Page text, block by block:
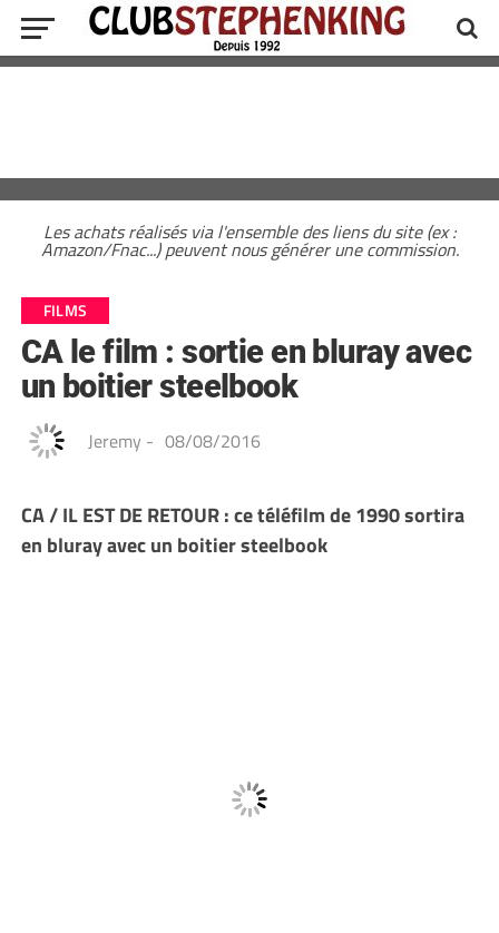
Les achats réalisés via l'ensemble des liens du site (ex :
Amazon/Fnac...) peuvent nous générer une commission.
FILMS
CA le film : sortie en bluray avec
un boitier steelbook
Jeremy - 08/08/2016
CA / IL EST DE RETOUR : ce téléfilm de 1990 sortira
en bluray avec un boitier steelbook